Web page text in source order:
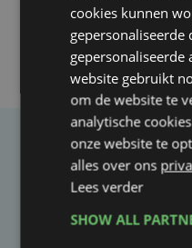
Taalfout
Heb je een taal- of
cookies kunnen
gepersonaliseerde
website gebruikt
om de website te
analytische
onze website te
alles over ons
Lees verder
SHOW ALL